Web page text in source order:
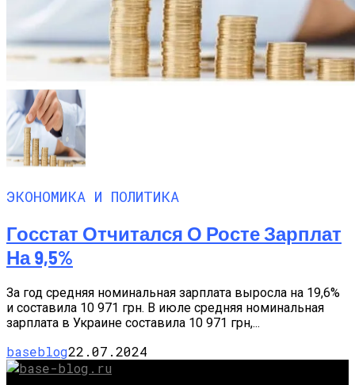
ЭКОНОМИКА И ПОЛИТИКА
Госстат Отчитался О Росте Зарплат
На 9,5%
За год средняя номинальная зарплата выросла на 19,6%
и составила 10 971 грн. В июле средняя номинальная
зарплата в Украине составила 10 971 грн,...
baseblog22.07.2024